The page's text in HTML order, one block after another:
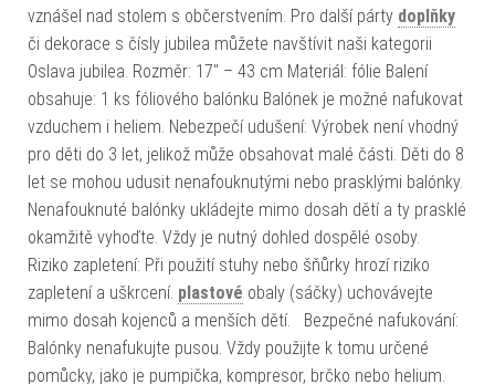
vznášel nad stolem s občerstvením. Pro další párty doplňky
či dekorace s čísly jubilea můžete navštívit naši kategorii
Oslava jubilea. Rozměr: 17" – 43 cm Materiál: fólie Balení
obsahuje: 1 ks fóliového balónku Balónek je možné nafukovat
vzduchem i heliem. Nebezpečí udušení: Výrobek není vhodný
pro děti do 3 let, jelikož může obsahovat malé části. Děti do 8
let se mohou udusit nenafouknutými nebo prasklými balónky.
Nenafouknuté balónky ukládejte mimo dosah dětí a ty prasklé
okamžitě vyhoďte. Vždy je nutný dohled dospělé osoby.
Riziko zapletení: Při použití stuhy nebo šňůrky hrozí riziko
zapletení a uškrcení. plastové obaly (sáčky) uchovávejte
mimo dosah kojenců a menších dětí. Bezpečné nafukování:
Balónky nenafukujte pusou. Vždy použijte k tomu určené
pomůcky, jako je pumpička, kompresor, brčko nebo helium.